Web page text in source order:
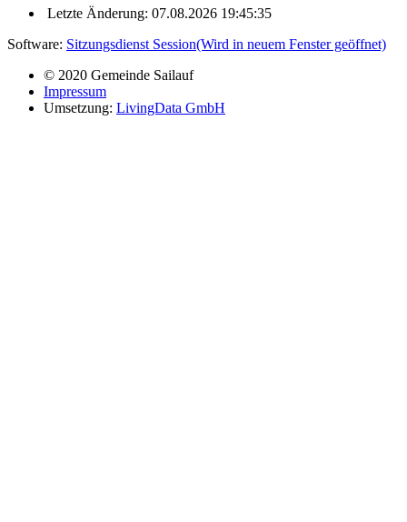
Letzte Änderung: 07.08.2026 19:45:35
Software: Sitzungsdienst Session(Wird in neuem Fenster geöffnet)
© 2020 Gemeinde Sailauf
Impressum
Umsetzung: LivingData GmbH